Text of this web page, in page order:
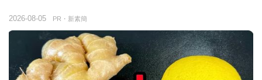
PR・新素簡
2026-08-05